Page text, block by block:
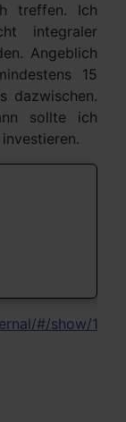
treffen. Ich
integraler
Angeblich
15
dazwischen.
sollte ich
#/show/